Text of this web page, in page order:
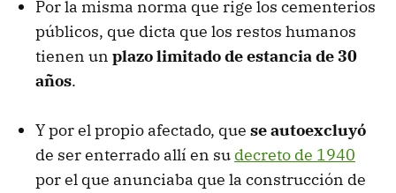
Por la misma norma que rige los cementerios
públicos, que dicta que los restos humanos
tienen un plazo limitado de estancia de 30
años.
Y por el propio afectado, que se autoexcluyó
de ser enterrado allí en su decreto de 1940
por el que anunciaba que la construcción de